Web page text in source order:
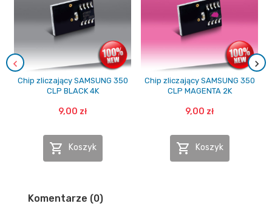
Chip zliczający SAMSUNG 350
CLP BLACK 4K
9,00 zł
 Koszyk
Chip zliczający SAMSUNG 350
CLP MAGENTA 2K
9,00 zł
 Koszyk
Komentarze (0)